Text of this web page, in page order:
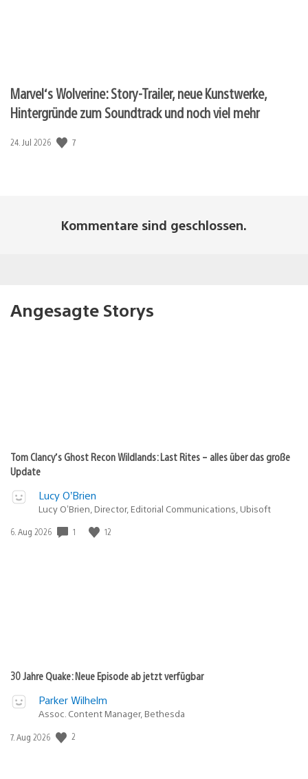
Marvel‘s Wolverine: Story-Trailer, neue Kunstwerke,
Hintergründe zum Soundtrack und noch viel mehr
Veröffentlichungsdatum:
24. Jul 2026 7
Kommentare sind geschlossen.
Angesagte Storys
Tom Clancy’s Ghost Recon Wildlands: Last Rites – alles über das große
Update
Lucy O’Brien
Lucy O’Brien, Director, Editorial Communications, Ubisoft
Veröffentlichungsdatum:
6. Aug 2026 1 12
30 Jahre Quake: Neue Episode ab jetzt verfügbar
Parker Wilhelm
Assoc. Content Manager, Bethesda
Veröffentlichungsdatum:
7. Aug 2026 2